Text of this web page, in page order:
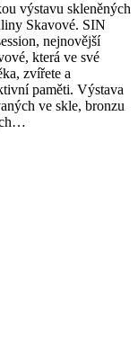
výstavu skleněných
Skavové. SIN
nejnovější
která ve své
zvířete a
paměti. Výstava
ve skle, bronzu